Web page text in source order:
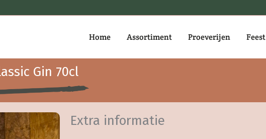
Home Assortiment Proeverijen Feest
Gin 70cl
Extra informatie